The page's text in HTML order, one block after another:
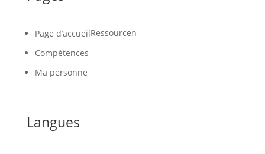
Page d’accueil
Compétences
Ma personne
Ressourcen
Langues